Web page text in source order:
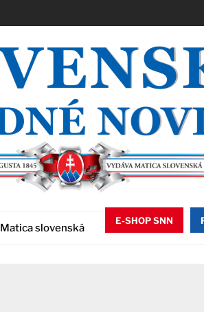
Matica slovenská
E-SHOP SNN